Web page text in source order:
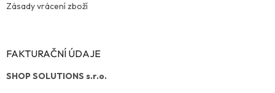
Zásady vrácení zboží
FAKTURAČNÍ ÚDAJE
SHOP SOLUTIONS s.r.o.